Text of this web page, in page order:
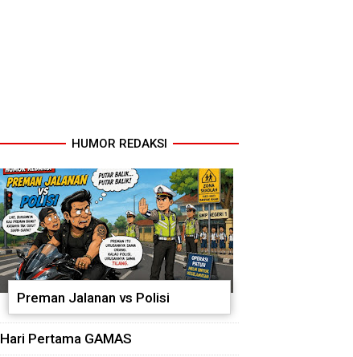
HUMOR REDAKSI
Preman Jalanan vs Polisi
Hari Pertama GAMAS